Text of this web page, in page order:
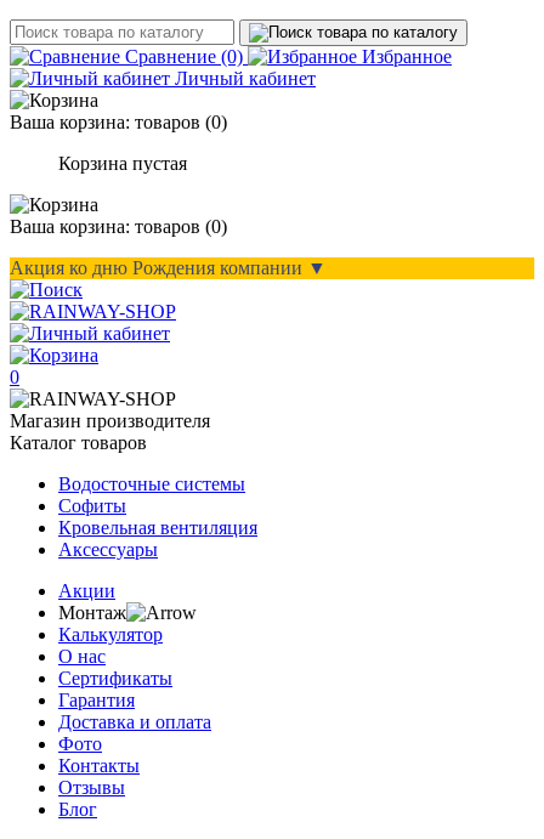
Сравнение (0)
Избранное
Личный кабинет
Ваша корзина: товаров (0)
Корзина пустая
Ваша корзина: товаров (0)
Акция ко дню Рождения компании ▼
0
Магазин производителя
Каталог товаров
Водосточные системы
Софиты
Кровельная вентиляция
Аксессуары
Акции
Монтаж
Калькулятор
О нас
Сертификаты
Гарантия
Доставка и оплата
Фото
Контакты
Отзывы
Блог